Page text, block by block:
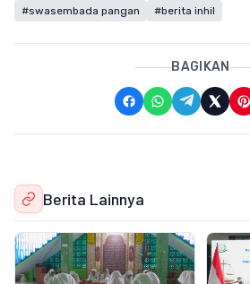
#swasembada pangan
#berita inhil
BAGIKAN
Berita Lainnya